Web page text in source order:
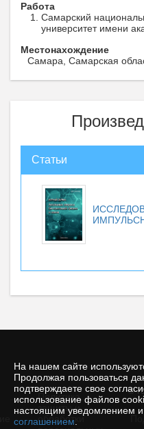
На нашем сайте
Продолжая пользоваться
подтверждаете свое
использование файлов
настоящим уведомлением и
соглашением
Работа
Самарский
университет имени
Местонахождение
Самара, Самарская
Статьи
©
Политика
защиты и
обработки